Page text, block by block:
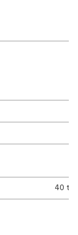
40 tot